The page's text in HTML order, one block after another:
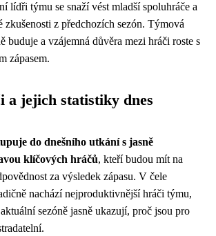
lídři týmu se snaží vést mladší spoluhráče a
zkušenosti z předchozích sezón. Týmová
buduje a vzájemná důvěra mezi hráči roste s
zápasem.
a jejich statistiky dnes
do dnešního utkání s jasně
klíčových hráčů, kteří budou mít na
za výsledek zápasu. V čele
nachází nejproduktivnější hráči týmu,
sezóně jasně ukazují, proč jsou pro